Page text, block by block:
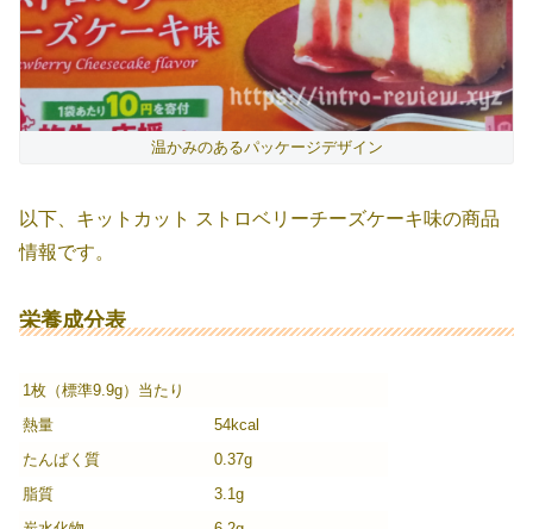
温かみのあるパッケージデザイン
以下、キットカット ストロベリーチーズケーキ味の商品
情報です。
栄養成分表
1枚（標準9.9g）当たり
熱量
54kcal
たんぱく質
0.37g
脂質
3.1g